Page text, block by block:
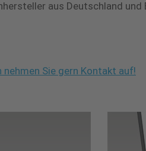
aus Deutschland und
nehmen Sie gern Kontakt auf!